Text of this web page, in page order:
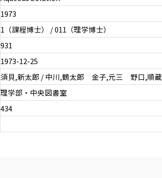
1973
1（課程博士） / 011（理学博士）
931
1973-12-25
須貝,新太郎 / 中川,鶴太郎 金子,元三 野口,順蔵
理学部・中央図書室
434